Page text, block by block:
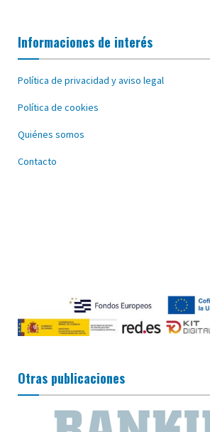
Informaciones de interés
Política de privacidad y aviso legal
Política de cookies
Quiénes somos
Contacto
Otras publicaciones